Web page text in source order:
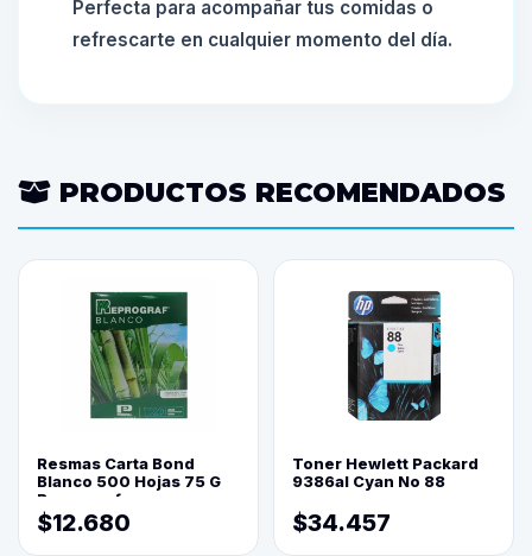
Perfecta para acompañar tus comidas o
refrescarte en cualquier momento del día.
PRODUCTOS RECOMENDADOS
Resmas Carta Bond
Blanco 500 Hojas 75 G
Reprograf.
$12.680
Toner Hewlett Packard
9386al Cyan No 88
$34.457